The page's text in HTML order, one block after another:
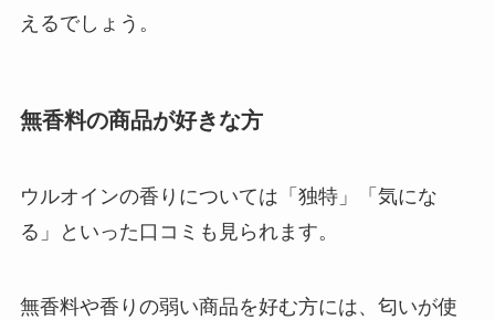
えるでしょう。
無香料の商品が好きな方
ウルオインの香りについては「独特」「気にな
る」といった口コミも見られます。
無香料や香りの弱い商品を好む方には、匂いが使